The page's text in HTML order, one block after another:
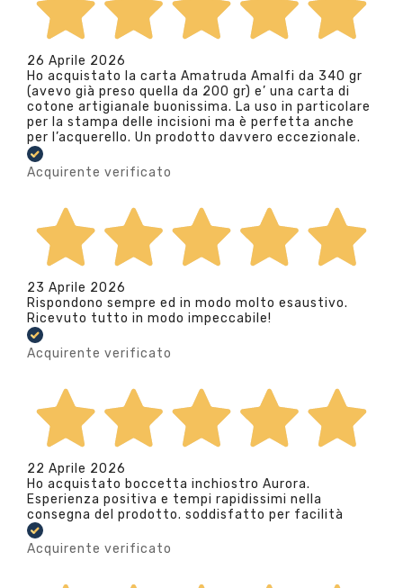
26 Aprile 2026
Ho acquistato la carta Amatruda Amalfi da 340 gr
(avevo già preso quella da 200 gr) e’ una carta di
cotone artigianale buonissima. La uso in particolare
per la stampa delle incisioni ma è perfetta anche
per l’acquerello. Un prodotto davvero eccezionale.
Acquirente verificato
23 Aprile 2026
Rispondono sempre ed in modo molto esaustivo.
Ricevuto tutto in modo impeccabile!
Acquirente verificato
22 Aprile 2026
Ho acquistato boccetta inchiostro Aurora.
Esperienza positiva e tempi rapidissimi nella
consegna del prodotto. soddisfatto per facilità
Acquirente verificato